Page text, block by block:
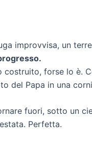
improvvisa, un
forse lo è.
del Papa in una
fuori, sotto un
Perfetta.